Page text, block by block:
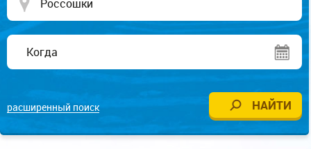
расширенный поиск